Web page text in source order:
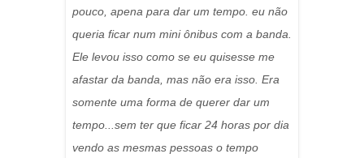
pouco, apena para dar um tempo. eu não
queria ficar num mini ônibus com a banda.
Ele levou isso como se eu quisesse me
afastar da banda, mas não era isso. Era
somente uma forma de querer dar um
tempo...sem ter que ficar 24 horas por dia
vendo as mesmas pessoas o tempo